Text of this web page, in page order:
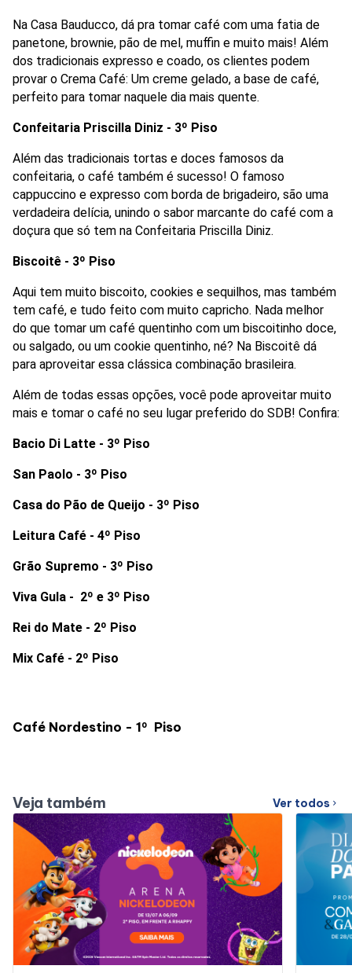
Na Casa Bauducco, dá pra tomar café com uma fatia de
panetone, brownie, pão de mel, muffin e muito mais! Além
dos tradicionais expresso e coado, os clientes podem
provar o Crema Café: Um creme gelado, a base de café,
perfeito para tomar naquele dia mais quente.
Confeitaria Priscilla Diniz - 3º Piso
Além das tradicionais tortas e doces famosos da
confeitaria, o café também é sucesso! O famoso
cappuccino e expresso com borda de brigadeiro, são uma
verdadeira delícia, unindo o sabor marcante do café com a
doçura que só tem na Confeitaria Priscilla Diniz.
Biscoitê - 3º Piso
Aqui tem muito biscoito, cookies e sequilhos, mas também
tem café, e tudo feito com muito capricho. Nada melhor
do que tomar um café quentinho com um biscoitinho doce,
ou salgado, ou um cookie quentinho, né? Na Biscoitê dá
para aproveitar essa clássica combinação brasileira.
Além de todas essas opções, você pode aproveitar muito
mais e tomar o café no seu lugar preferido do SDB! Confira:
Bacio Di Latte - 3º Piso
San Paolo - 3º Piso
Casa do Pão de Queijo - 3º Piso
Leitura Café - 4º Piso
Grão Supremo - 3º Piso
Viva Gula -  2º e 3º Piso
Rei do Mate - 2º Piso
Mix Café - 2º Piso
Café Nordestino - 1º Piso
Veja também Ver todos chevron_right